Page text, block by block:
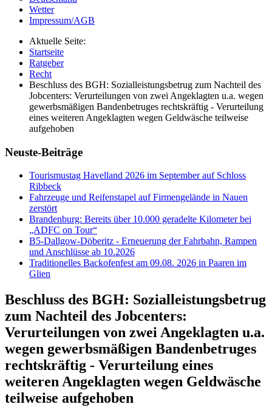
Wetter
Impressum/AGB
Aktuelle Seite:
Startseite
Ratgeber
Recht
Beschluss des BGH: Sozialleistungsbetrug zum Nachteil des
Jobcenters: Verurteilungen von zwei Angeklagten u.a. wegen
gewerbsmäßigen Bandenbetruges rechtskräftig - Verurteilung
eines weiteren Angeklagten wegen Geldwäsche teilweise
aufgehoben
Neuste-Beiträge
Tourismustag Havelland 2026 im September auf Schloss
Ribbeck
Fahrzeuge und Reifenstapel auf Firmengelände in Nauen
zerstört
Brandenburg: Bereits über 10.000 geradelte Kilometer bei
„ADFC on Tour“
B5-Dallgow-Döberitz - Erneuerung der Fahrbahn, Rampen
und Anschlüsse ab 10.2026
Traditionelles Backofenfest am 09.08. 2026 in Paaren im
Glien
Beschluss des BGH: Sozialleistungsbetrug
zum Nachteil des Jobcenters:
Verurteilungen von zwei Angeklagten u.a.
wegen gewerbsmäßigen Bandenbetruges
rechtskräftig - Verurteilung eines
weiteren Angeklagten wegen Geldwäsche
teilweise aufgehoben